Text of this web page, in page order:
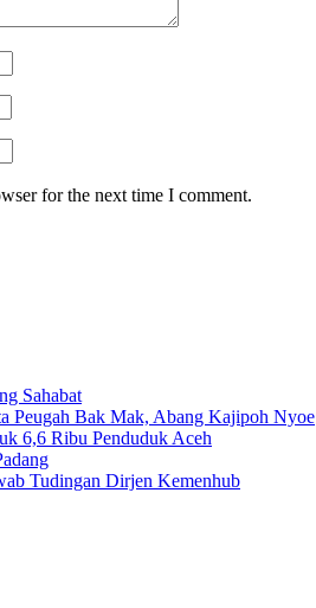
for the next time I comment.
Sahabat
Peugah Bak Mak, Abang Kajipoh Nyoe
6,6 Ribu Penduduk Aceh
Tudingan Dirjen Kemenhub